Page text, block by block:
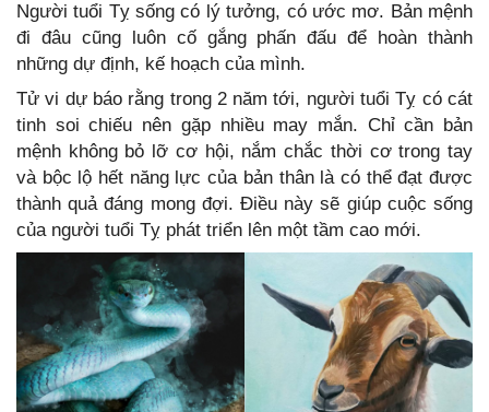
Người tuổi Tỵ sống có lý tưởng, có ước mơ. Bản mệnh
đi đâu cũng luôn cố gắng phấn đấu để hoàn thành
những dự định, kế hoạch của mình.
Tử vi dự báo rằng trong 2 năm tới, người tuổi Tỵ có cát
tinh soi chiếu nên gặp nhiều may mắn. Chỉ cần bản
mệnh không bỏ lỡ cơ hội, nắm chắc thời cơ trong tay
và bộc lộ hết năng lực của bản thân là có thể đạt được
thành quả đáng mong đợi. Điều này sẽ giúp cuộc sống
của người tuổi Tỵ phát triển lên một tầm cao mới.